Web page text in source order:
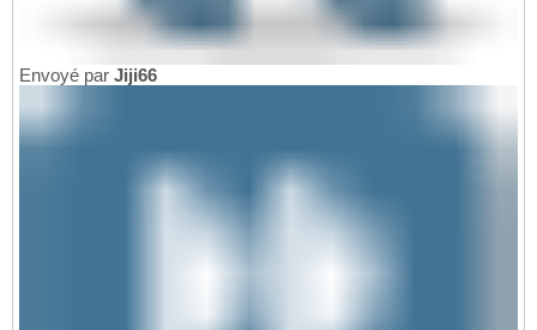
Envoyé par Jiji66